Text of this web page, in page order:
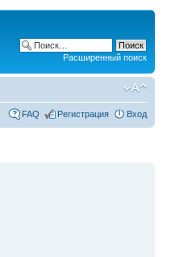
Расширенный поиск
FAQ Регистрация Вход